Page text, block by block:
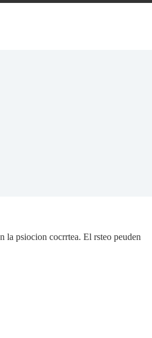
la psiocion cocrrtea. El rsteo peuden